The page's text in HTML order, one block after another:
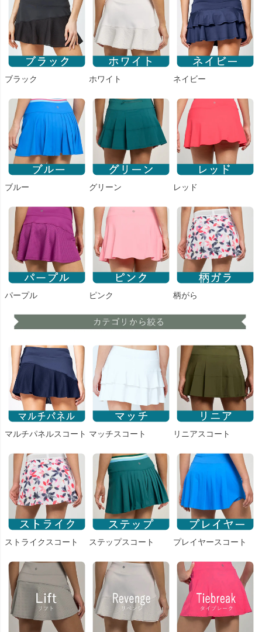
ブラック ホワイト ネイビー
ブルー グリーン レッド
パープル ピンク 柄がら
マルチパネルスコート マッチスコート リニアスコート
ストライクスコート ステップスコート プレイヤースコート